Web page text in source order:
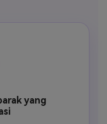
yang